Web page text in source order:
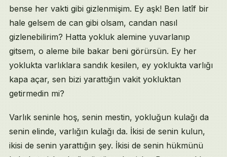
bense her vakti gibi gizlenmişim. Ey aşk! Ben latîf bir
hale gelsem de can gibi olsam, candan nasıl
gizlenebilirim? Hatta yokluk alemine yuvarlanıp
gitsem, o aleme bile bakar beni görürsün. Ey her
yoklukta varlıklara sandık kesilen, ey yoklukta varlığı
kapa açar, sen bizi yarattığın vakit yokluktan
getirmedin mi?
Varlık seninle hoş, senin mestin, yokluğun kulağı da
senin elinde, varlığın kulağı da. İkisi de senin kulun,
ikisi de senin yarattığın şey. İkisi de senin hükmünü